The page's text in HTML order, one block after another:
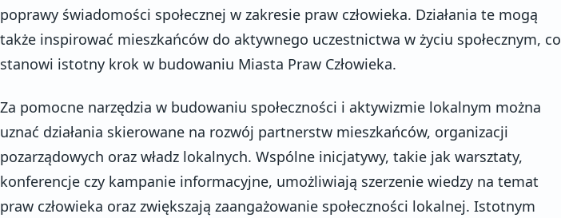
poprawy świadomości społecznej w zakresie praw człowieka. Działania te mogą
także inspirować mieszkańców do aktywnego uczestnictwa w życiu społecznym, co
stanowi istotny krok w budowaniu Miasta Praw Człowieka.
Za pomocne narzędzia w budowaniu społeczności i aktywizmie lokalnym można
uznać działania skierowane na rozwój partnerstw mieszkańców, organizacji
pozarządowych oraz władz lokalnych. Wspólne inicjatywy, takie jak warsztaty,
konferencje czy kampanie informacyjne, umożliwiają szerzenie wiedzy na temat
praw człowieka oraz zwiększają zaangażowanie społeczności lokalnej. Istotnym